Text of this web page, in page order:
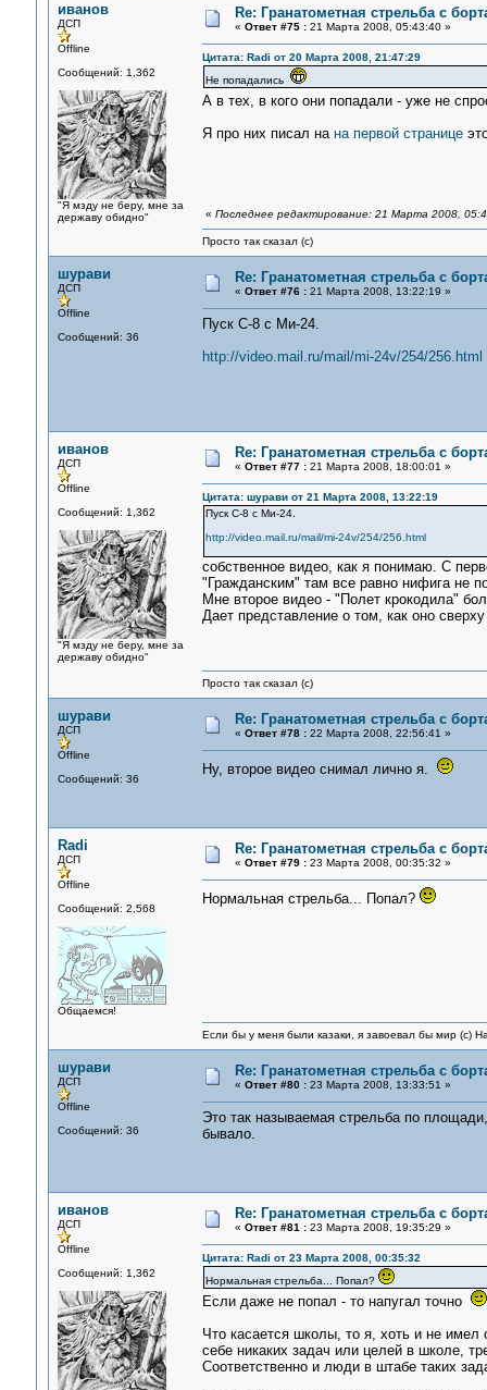
иванов
ДСП
Offline
Сообщений: 1,362
"Я мзду не беру, мне за
державу обидно"
Re: Гранатометная стрельба с
« Ответ #75 :21 Марта 2008, 05:43:40 »
Цитата: Radi от 20 Марта 2008, 21:47:29
Не попадались
А в тех, в кого они попадали - уже не
Я про них писал на на первой странице
« Последнее редактирование: 21 Марта 2008,
Просто так сказал (с)
шурави
ДСП
Offline
Сообщений: 36
Re: Гранатометная стрельба с
« Ответ #76 :21 Марта 2008, 13:22:19 »
Пуск С-8 с Ми-24.
http://video.mail.ru/mail/mi-24v/254/256.html
иванов
ДСП
Offline
Сообщений: 1,362
"Я мзду не беру, мне за
державу обидно"
Re: Гранатометная стрельба с
« Ответ #77 :21 Марта 2008, 18:00:01 »
Цитата: шурави от 21 Марта 2008, 13:22:19
Пуск С-8 с Ми-24.
http://video.mail.ru/mail/mi-24v/254/256.html
собственное видео, как я понимаю. С
"Гражданским" там все равно нифига не
Мне второе видео - "Полет крокодила"
Дает представление о том, как оно
Просто так сказал (с)
шурави
ДСП
Offline
Сообщений: 36
Re: Гранатометная стрельба с
« Ответ #78 :22 Марта 2008, 22:56:41 »
Ну, второе видео снимал лично я.
Radi
ДСП
Offline
Сообщений: 2,568
Общаемся!
Re: Гранатометная стрельба с
« Ответ #79 :23 Марта 2008, 00:35:32 »
Нормальная стрельба... Попал?
Если бы у меня были казаки, я завоевал бы мир (с)
шурави
ДСП
Offline
Сообщений: 36
Re: Гранатометная стрельба с
« Ответ #80 :23 Марта 2008, 13:33:51 »
Это так называемая стрельба по
бывало.
иванов
ДСП
Offline
Сообщений: 1,362
Re: Гранатометная стрельба с
« Ответ #81 :23 Марта 2008, 19:35:29 »
Цитата: Radi от 23 Марта 2008, 00:35:32
Нормальная стрельба... Попал?
Если даже не попал - то напугал точно
Что касается школы, то я, хоть и не имел
себе никаких задач или целей в школе,
Соответственно и люди в штабе таких